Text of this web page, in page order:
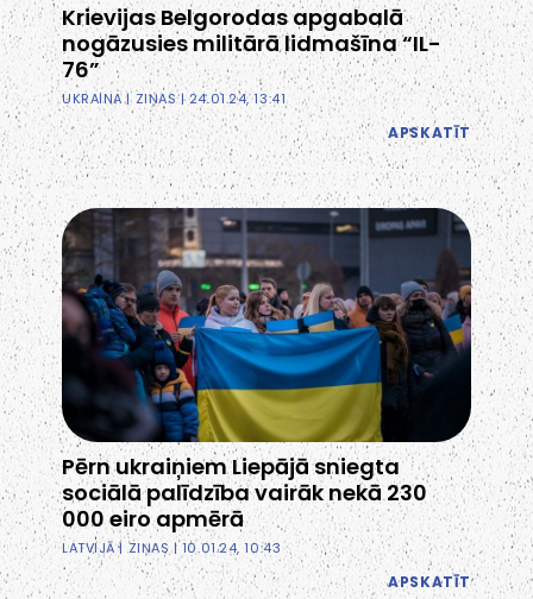
Krievijas Belgorodas apgabalā
nogāzusies militārā lidmašīna “IL-
76”
UKRAINA|ZIŅAS| 24.01.24, 13:41
APSKATĪT
Pērn ukraiņiem Liepājā sniegta
sociālā palīdzība vairāk nekā 230
000 eiro apmērā
LATVIJĀ|ZIŅAS| 10.01.24, 10:43
APSKATĪT